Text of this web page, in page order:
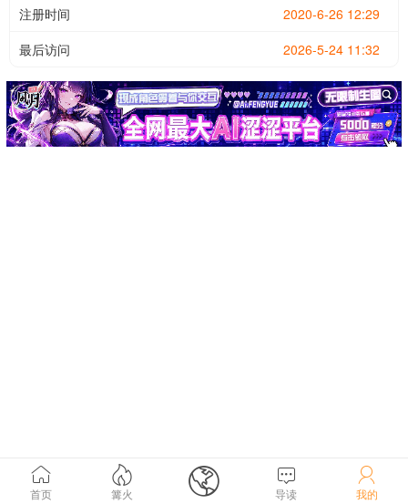
2020-6-26 12:29
注册时间
2026-5-24 11:32
最后访问

首页

篝火  
导读

我的